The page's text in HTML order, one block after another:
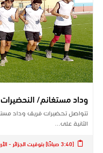
وداد مستغانم/
الثانية على…
[3:40 صباحًا] بتوقيت الجزائر - الأربعاء 24 ديسمبر 2025